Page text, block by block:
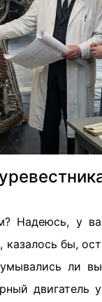
Надеюсь, у
бы,
ли вы
двигатель